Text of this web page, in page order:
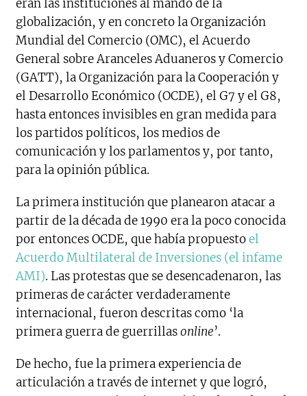
eran las instituciones al mando de la
globalización, y en concreto la Organización
Mundial del Comercio (OMC), el Acuerdo
General sobre Aranceles Aduaneros y Comercio
(GATT), la Organización para la Cooperación y
el Desarrollo Económico (OCDE), el G7 y el G8,
hasta entonces invisibles en gran medida para
los partidos políticos, los medios de
comunicación y los parlamentos y, por tanto,
para la opinión pública.
La primera institución que planearon atacar a
partir de la década de 1990 era la poco conocida
por entonces OCDE, que había propuestoel
Acuerdo Multilateral de Inversiones (el infame
AMI). Las protestas que se desencadenaron, las
primeras de carácter verdaderamente
internacional, fueron descritas como ‘la
primera guerra de guerrillasonline’.
De hecho, fue la primera experiencia de
articulación a través de internet y que logró,